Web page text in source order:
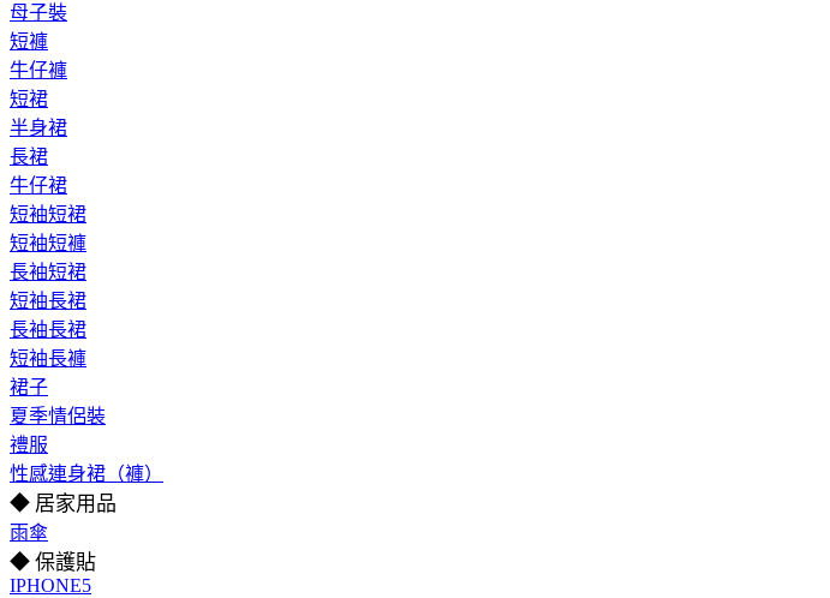
母子裝
短褲
牛仔褲
短裙
半身裙
長裙
牛仔裙
短袖短裙
短袖短褲
長袖短裙
短袖長裙
長袖長裙
短袖長褲
裙子
夏季情侶裝
禮服
性感連身裙（褲）
◆ 居家用品
雨傘
◆ 保護貼
IPHONE5